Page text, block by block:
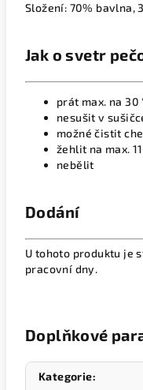
Složení: 70% bavlna,
Jak o svetr
prát max. na 30
nesušit v
možné čistit
žehlit na max.
nebělit
Dodání
U tohoto produktu je
pracovní dny.
Doplňkové
Kategorie: